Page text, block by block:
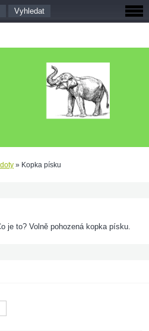
» Kopka písku
je to? Volně pohozená kopka písku.